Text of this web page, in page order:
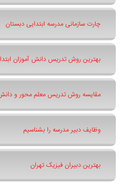
چارت سازمانی مدرسه ابتدایی دبستان
بهترین روش تدریس دانش آموزان
مقایسه روش تدریس معلم محور و
وظایف دبیر مدرسه را بشناسیم
بهترین دبیران فیزیک تهران